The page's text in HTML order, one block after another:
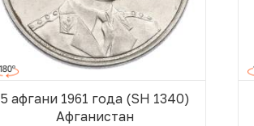
5 афгани 1961 года (SH 1340)
Афганистан